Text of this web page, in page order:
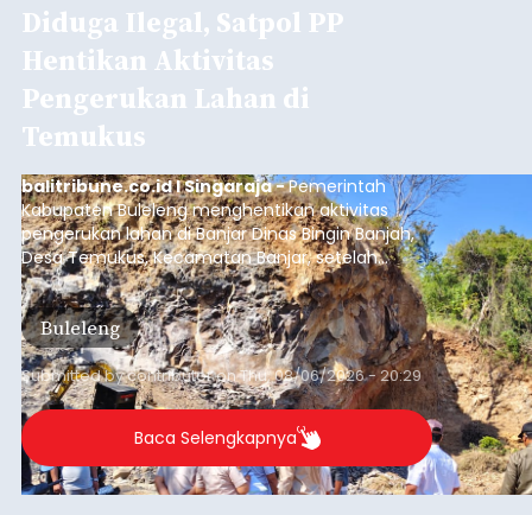
Diduga Ilegal, Satpol PP
Hentikan Aktivitas
Pengerukan Lahan di
Temukus
balitribune.co.id I Singaraja -Pemerintah
Kabupaten Buleleng menghentikan aktivitas
pengerukan lahan di Banjar Dinas Bingin Banjah,
Desa Temukus, Kecamatan Banjar, setelah
ditemukan indikasi kegiatan pengambilan
material yang tidak sesuai dengan peruntukan
kawasan.
Buleleng
Submitted bycontributoronThu, 08/06/2026 - 20:29
Baca Selengkapnya